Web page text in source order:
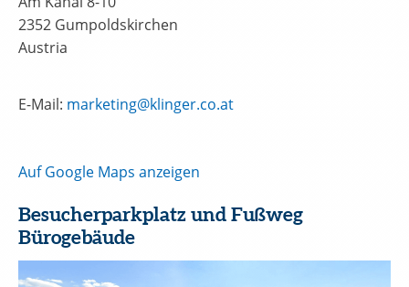
2352 Gumpoldskirchen
Austria
E-Mail: marketing@klinger.co.at
Auf Google Maps anzeigen
Besucherparkplatz und Fußweg
Bürogebäude